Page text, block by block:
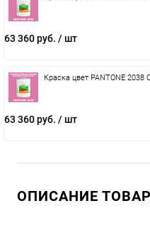
63 360 руб. / шт
Краска цвет PANTONE 2038
63 360 руб. / шт
ОПИСАНИЕ